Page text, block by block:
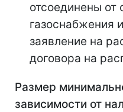
отсоединены от
газоснабжения
заявление на
договора на
Размер
зависимости от